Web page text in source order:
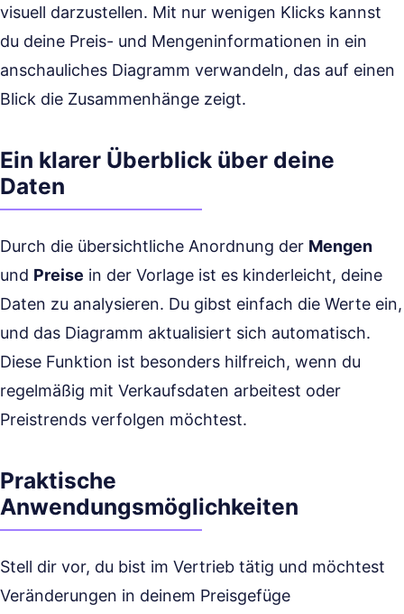
visuell darzustellen. Mit nur wenigen Klicks kannst
du deine Preis- und Mengeninformationen in ein
anschauliches Diagramm verwandeln, das auf einen
Blick die Zusammenhänge zeigt.
Ein klarer Überblick über deine
Daten
Durch die übersichtliche Anordnung der Mengen
und Preise in der Vorlage ist es kinderleicht, deine
Daten zu analysieren. Du gibst einfach die Werte ein,
und das Diagramm aktualisiert sich automatisch.
Diese Funktion ist besonders hilfreich, wenn du
regelmäßig mit Verkaufsdaten arbeitest oder
Preistrends verfolgen möchtest.
Praktische
Anwendungsmöglichkeiten
Stell dir vor, du bist im Vertrieb tätig und möchtest
Veränderungen in deinem Preisgefüge